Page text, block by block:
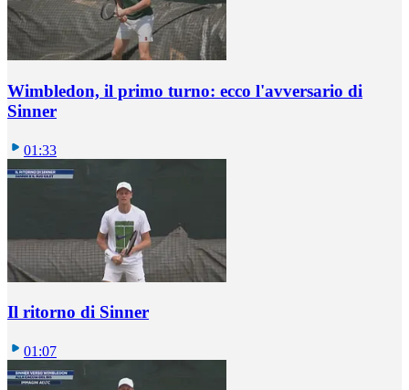
Wimbledon, il primo turno: ecco l'avversario di
Sinner
01:33
Il ritorno di Sinner
01:07